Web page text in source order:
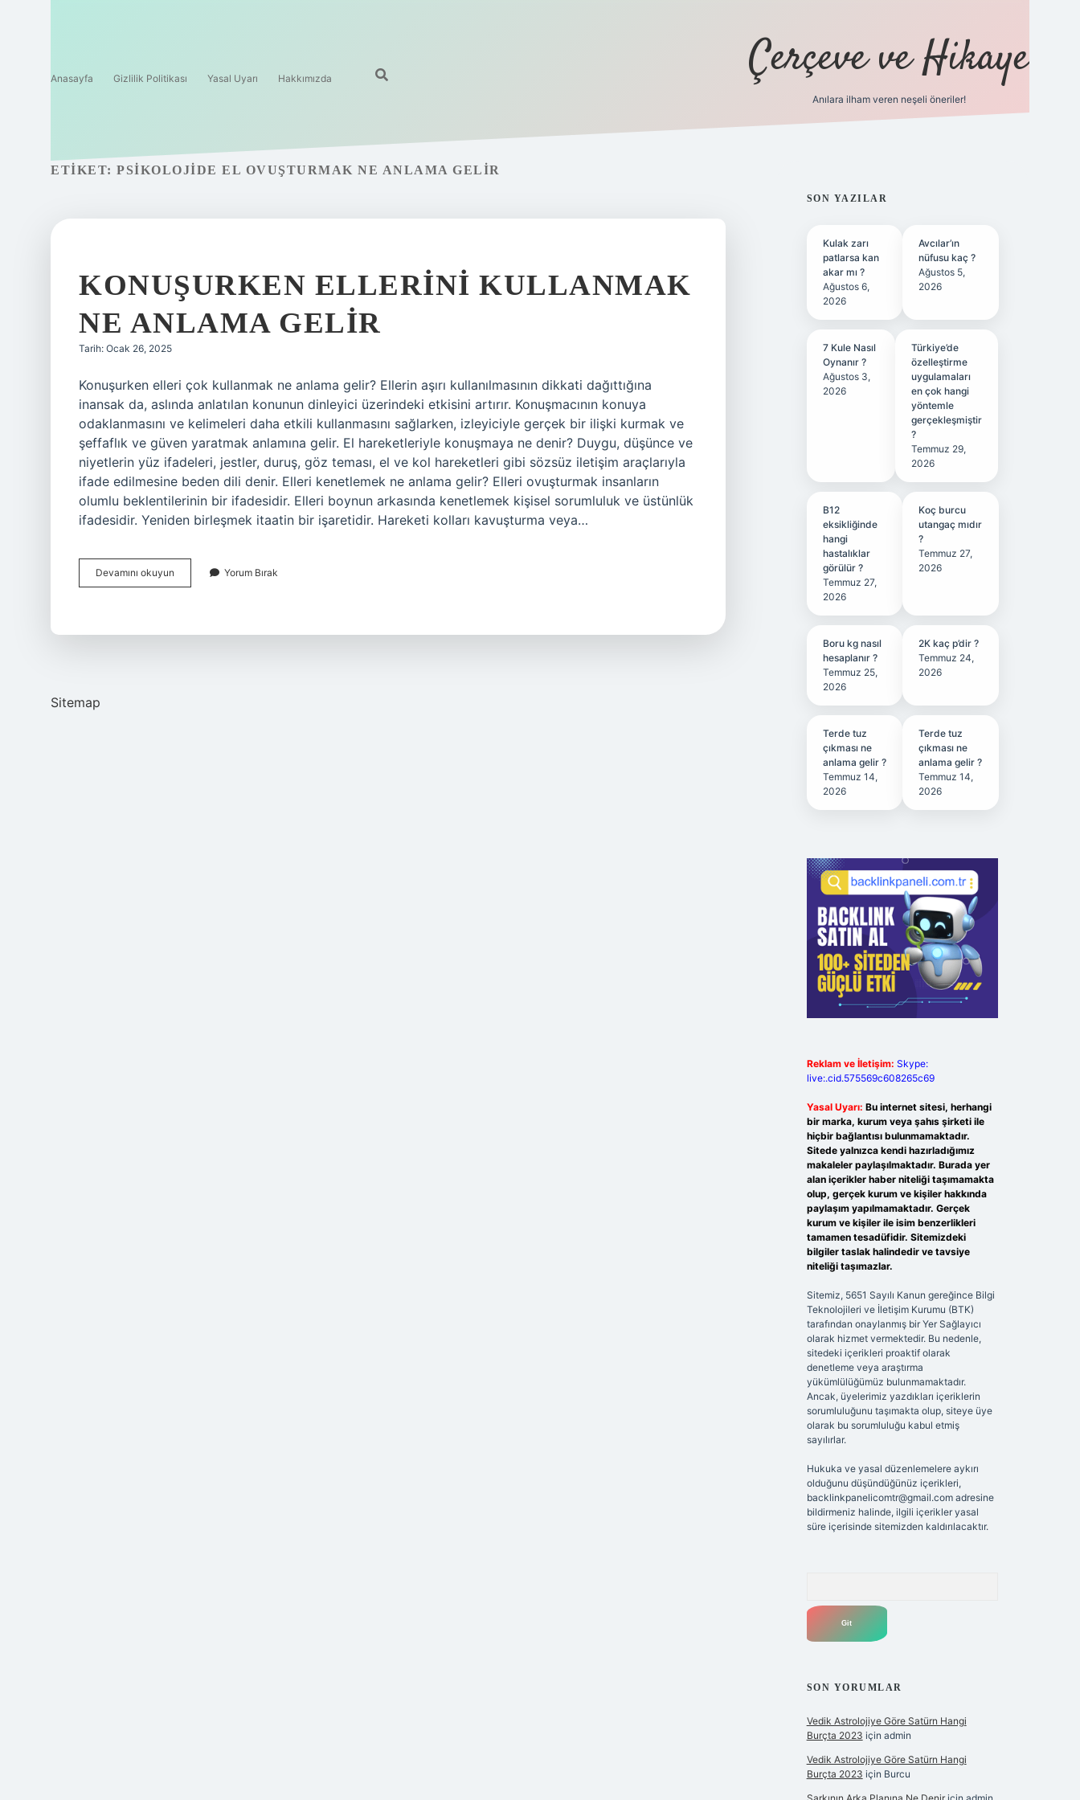
Anasayfa Gizlilik Politikası Yasal Uyarı Hakkımızda Çerçeve ve Hikaye
Anılara ilham veren neşeli öneriler!
ETIKET: PSIKOLOJIDE EL OVUŞTURMAK NE ANLAMA GELIR
KONUŞURKEN ELLERINI KULLANMAK
NE ANLAMA GELIR
Tarih: Ocak 26, 2025
Konuşurken elleri çok kullanmak ne anlama gelir? Ellerin aşırı kullanılmasının dikkati dağıttığına
inansak da, aslında anlatılan konunun dinleyici üzerindeki etkisini artırır. Konuşmacının konuya
odaklanmasını ve kelimeleri daha etkili kullanmasını sağlarken, izleyiciyle gerçek bir ilişki kurmak ve
şeffaflık ve güven yaratmak anlamına gelir. El hareketleriyle konuşmaya ne denir? Duygu, düşünce ve
niyetlerin yüz ifadeleri, jestler, duruş, göz teması, el ve kol hareketleri gibi sözsüz iletişim araçlarıyla
ifade edilmesine beden dili denir. Elleri kenetlemek ne anlama gelir? Elleri ovuşturmak insanların
olumlu beklentilerinin bir ifadesidir. Elleri boynun arkasında kenetlemek kişisel sorumluluk ve üstünlük
ifadesidir. Yeniden birleşmek itaatin bir işaretidir. Hareketi kolları kavuşturma veya…
Devamını okuyun Konuşurken
Ellerini
Yorum Bırak
Sitemap
SIDEBAR
SON YAZILAR
Kulak zarı
patlarsa kan
akar mı ?
Ağustos 6,
2026
Avcılar’ın
nüfusu kaç ?
Ağustos 5,
2026
7 Kule Nasıl
Oynanır ?
Ağustos 3,
2026
Türkiye’de
özelleştirme
uygulamaları
en çok hangi
yöntemle
gerçekleşmiştir
?
Temmuz 29,
2026
B12
eksikliğinde
hangi
hastalıklar
görülür ?
Temmuz 27,
2026
Koç burcu
utangaç mıdır
?
Temmuz 27,
2026
Boru kg nasıl
hesaplanır ?
Temmuz 25,
2026
2K kaç p’dir ?
Temmuz 24,
2026
Terde tuz
çıkması ne
anlama gelir ?
Temmuz 14,
2026
Terde tuz
çıkması ne
anlama gelir ?
Temmuz 14,
2026
Reklam ve İletişim: Skype:
live:.cid.575569c608265c69
Yasal Uyarı: Bu internet sitesi, herhangi
bir marka, kurum veya şahıs şirketi ile
hiçbir bağlantısı bulunmamaktadır.
Sitede yalnızca kendi hazırladığımız
makaleler paylaşılmaktadır. Burada yer
alan içerikler haber niteliği taşımamakta
olup, gerçek kurum ve kişiler hakkında
paylaşım yapılmamaktadır. Gerçek
kurum ve kişiler ile isim benzerlikleri
tamamen tesadüfidir. Sitemizdeki
bilgiler taslak halindedir ve tavsiye
niteliği taşımazlar.
Sitemiz, 5651 Sayılı Kanun gereğince Bilgi
Teknolojileri ve İletişim Kurumu (BTK)
tarafından onaylanmış bir Yer Sağlayıcı
olarak hizmet vermektedir. Bu nedenle,
sitedeki içerikleri proaktif olarak
denetleme veya araştırma
yükümlülüğümüz bulunmamaktadır.
Ancak, üyelerimiz yazdıkları içeriklerin
sorumluluğunu taşımakta olup, siteye üye
olarak bu sorumluluğu kabul etmiş
sayılırlar.
Hukuka ve yasal düzenlemelere aykırı
olduğunu düşündüğünüz içerikleri,
backlinkpanelicomtr@gmail.comadresine
bildirmeniz halinde, ilgili içerikler yasal
süre içerisinde sitemizden kaldırılacaktır.
SON YORUMLAR
Vedik Astrolojiye Göre Satürn Hangi
Burçta 2023 için admin
Vedik Astrolojiye Göre Satürn Hangi
Burçta 2023 için Burcu